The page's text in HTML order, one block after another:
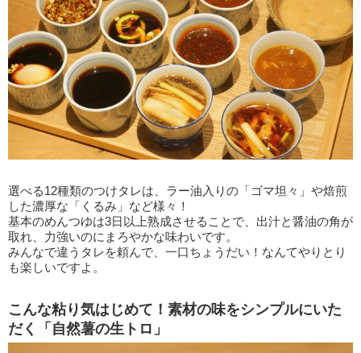
選べる12種類のつけタレは、ラー油入りの「ゴマ坦々」や焙煎
した濃厚な「くるみ」など様々！
基本のめんつゆは3日以上熟成させることで、出汁と醤油の角が
取れ、力強いのにまろやかな味わいです。
みんなで違うタレを頼んで、一口ちょうだい！なんてやりとり
も楽しいですよ。
こんな粘り気はじめて！素材の味をシンプルにいた
だく「自然薯の生トロ」